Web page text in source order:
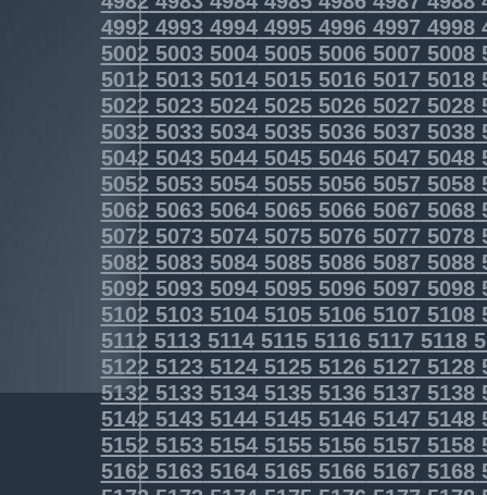
4992499349944995499649974998
5002500350045005500650075008
5012501350145015501650175018
5022502350245025502650275028
5032503350345035503650375038
5042504350445045504650475048
5052505350545055505650575058
5062506350645065506650675068
5072507350745075507650775078
5082508350845085508650875088
5092509350945095509650975098
5102510351045105510651075108
5112511351145115511651175118
5122512351245125512651275128
5132513351345135513651375138
5142514351445145514651475148
5152515351545155515651575158
5162516351645165516651675168